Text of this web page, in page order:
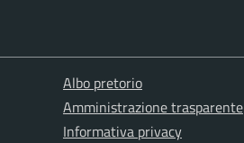
Albo pretorio
Amministrazione trasparente
Informativa privacy